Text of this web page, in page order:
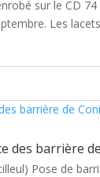
sur le CD
Les
des barrière
Pose de